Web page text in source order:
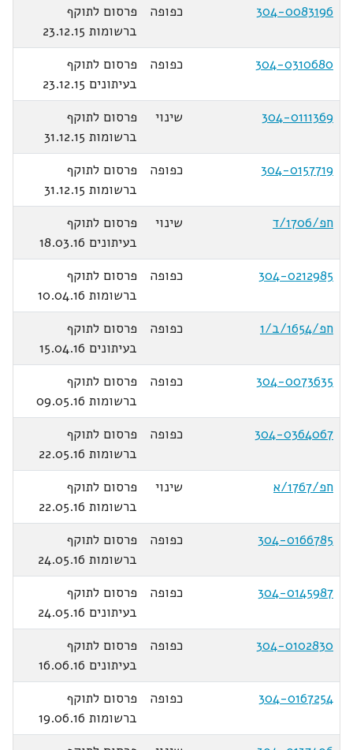
304-0083196
כפופה
פרסום לתוקף
ברשומות 23.12.15
304-0310680
כפופה
פרסום לתוקף
בעיתונים 23.12.15
304-0111369
שינוי
פרסום לתוקף
ברשומות 31.12.15
304-0157719
כפופה
פרסום לתוקף
ברשומות 31.12.15
חפ/1706/ד
שינוי
פרסום לתוקף
בעיתונים 18.03.16
304-0212985
כפופה
פרסום לתוקף
ברשומות 10.04.16
חפ/1654/ב/1
כפופה
פרסום לתוקף
בעיתונים 15.04.16
304-0073635
כפופה
פרסום לתוקף
ברשומות 09.05.16
304-0364067
כפופה
פרסום לתוקף
ברשומות 22.05.16
חפ/1767/א
שינוי
פרסום לתוקף
ברשומות 22.05.16
304-0166785
כפופה
פרסום לתוקף
ברשומות 24.05.16
304-0145987
כפופה
פרסום לתוקף
בעיתונים 24.05.16
304-0102830
כפופה
פרסום לתוקף
בעיתונים 16.06.16
304-0167254
כפופה
פרסום לתוקף
ברשומות 19.06.16